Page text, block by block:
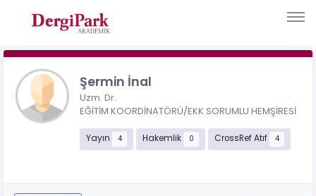
Şermin İnal
Uzm. Dr.
EĞİTİM KOORDİNATÖRÜ/EKK SORUMLU HEMŞİRESİ
Yayın 4 Hakemlik 0 CrossRef Atıf 4